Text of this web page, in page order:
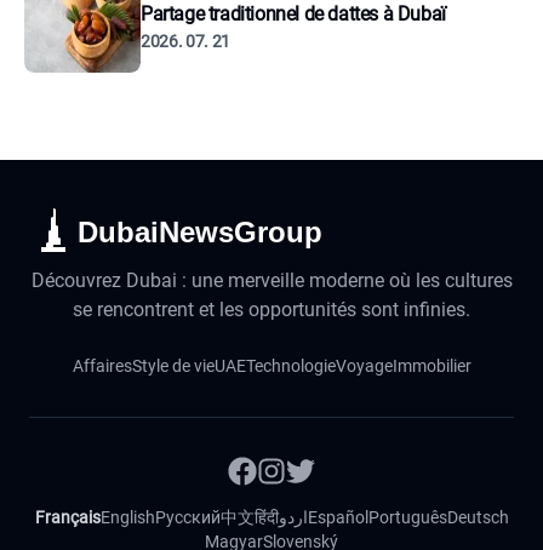
Partage traditionnel de dattes à Dubaï
2026. 07. 21
DubaiNewsGroup
Découvrez Dubai : une merveille moderne où les cultures
se rencontrent et les opportunités sont infinies.
AffairesStyle de vieUAETechnologieVoyageImmobilier
FrançaisEnglishРусский中文हिंदीاردوEspañol PortuguêsDeutsch
MagyarSlovenský